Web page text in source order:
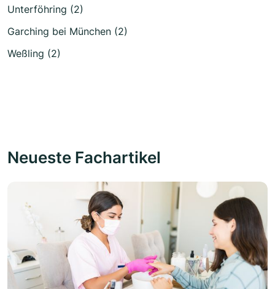
Unterföhring (2)
Garching bei München (2)
Weßling (2)
Neueste Fachartikel